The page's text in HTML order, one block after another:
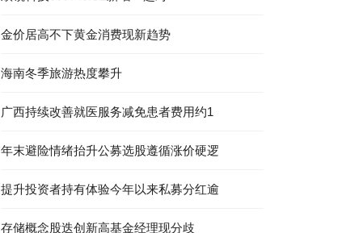
金价居高不下黄金消费现新趋势
海南冬季旅游热度攀升
广西持续改善就医服务减免患者费用约1
年末避险情绪抬升公募选股遵循涨价硬逻
提升投资者持有体验今年以来私募分红逾
存储概念股迭创新高基金经理现分歧